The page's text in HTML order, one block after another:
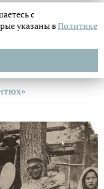
с
указаны вПолитике